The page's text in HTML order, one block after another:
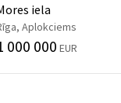
iela
Aplokciems
000 000 EUR